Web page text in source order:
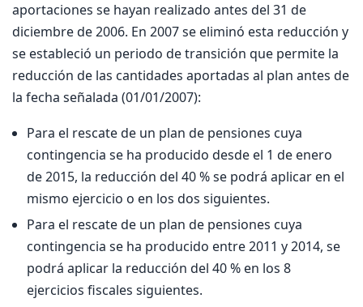
aportaciones se hayan realizado antes del 31 de
diciembre de 2006. En 2007 se eliminó esta reducción y
se estableció un periodo de transición que permite la
reducción de las cantidades aportadas al plan antes de
la fecha señalada (01/01/2007):
Para el rescate de un plan de pensiones cuya
contingencia se ha producido desde el 1 de enero
de 2015, la reducción del 40 % se podrá aplicar en el
mismo ejercicio o en los dos siguientes.
Para el rescate de un plan de pensiones cuya
contingencia se ha producido entre 2011 y 2014, se
podrá aplicar la reducción del 40 % en los 8
ejercicios fiscales siguientes.